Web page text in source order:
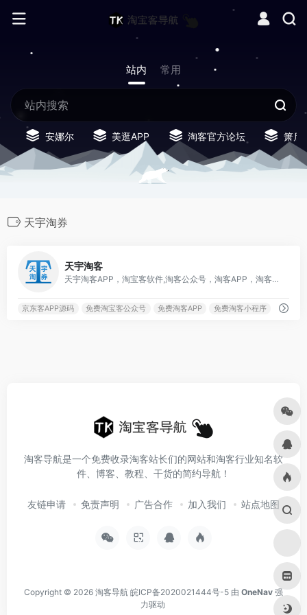
站内 常用
安娜尔 美逛APP 淘客官方论坛 箫启
天宇淘券
天宇淘客
天宇淘客APP，淘宝客软件,淘客公众号，淘客APP，淘客小程序，淘客cms四端一体，终身免费淘宝客软件
京东客APP源码 免费淘宝客公众号 免费淘客APP 免费淘客小程序
淘客导航是一个免费收录淘客站长们的网站和淘客行业知名软
件、博客、教程、干货的简约导航！
友链申请 免责声明 广告合作 加入我们 站点地图
Copyright © 2026 淘客导航 皖ICP备2020021444号-5 由 OneNav 强
力驱动